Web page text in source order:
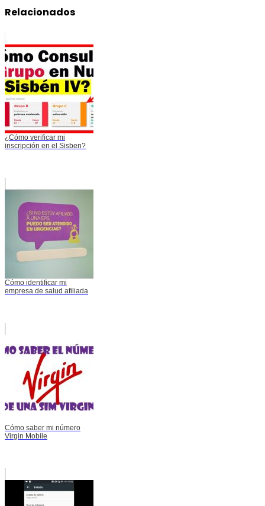
Relacionados
¿Cómo verificar mi
inscripción en el Sisben?
Cómo identificar mi
empresa de salud afiliada
Cómo saber mi número
Virgin Mobile